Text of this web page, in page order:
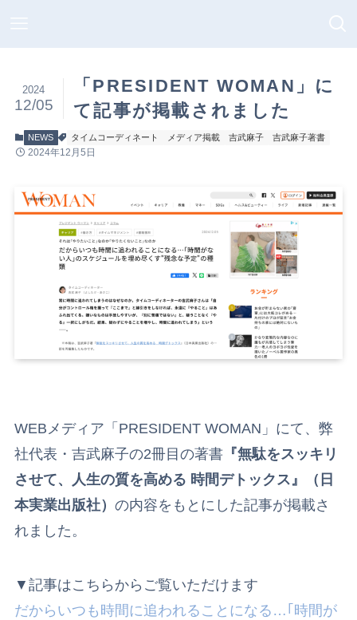
「PRESIDENT WOMAN」に
て記事が掲載されました
2024
12/05
NEWS タイムコーディネート メディア掲載 吉武麻子 吉武麻子著書
2024年12月5日
WEBメディア「PRESIDENT WOMAN」にて、弊
社代表・吉武麻子の2冊目の著書『無駄をスッキリ
させて、人生の質を高める 時間デトックス』（日
本実業出版社） の内容をもとにした記事が掲載さ
れました。
▼記事はこちらからご覧いただけます
だからいつも時間に追われることになる…｢時間が